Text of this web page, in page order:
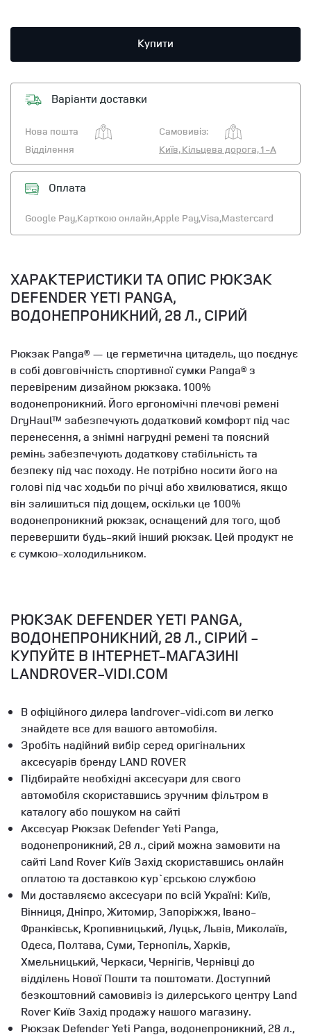
Купити
Варіанти доставки
Нова пошта
Самовивіз:
Відділення
Київ, Кільцева дорога, 1-А
Оплата
Google Pay,Карткою онлайн,Apple Pay,Visa,Mastercard
ХАРАКТЕРИСТИКИ ТА ОПИС РЮКЗАК
DEFENDER YETI PANGA,
ВОДОНЕПРОНИКНИЙ, 28 Л., СІРИЙ
Рюкзак Panga® — це герметична цитадель, що поєднує
в собі довговічність спортивної сумки Panga® з
перевіреним дизайном рюкзака. 100%
водонепроникний. Його ергономічні плечові ремені
DryHaul™ забезпечують додатковий комфорт під час
перенесення, а знімні нагрудні ремені та поясний
ремінь забезпечують додаткову стабільність та
безпеку під час походу. Не потрібно носити його на
голові під час ходьби по річці або хвилюватися, якщо
він залишиться під дощем, оскільки це 100%
водонепроникний рюкзак, оснащений для того, щоб
перевершити будь-який інший рюкзак. Цей продукт не
є сумкою-холодильником.
РЮКЗАК DEFENDER YETI PANGA,
ВОДОНЕПРОНИКНИЙ, 28 Л., СІРИЙ -
КУПУЙТЕ В ІНТЕРНЕТ-МАГАЗИНІ
LANDROVER-VIDI.COM
В офіційного дилера landrover-vidi.com ви легко
знайдете все для вашого автомобіля.
Зробіть надійний вибір серед оригінальних
аксесуарів бренду LAND ROVER
Підбирайте необхідні аксесуари для свого
автомобіля скориставшись зручним фільтром в
каталогу або пошуком на сайті
Аксесуар Рюкзак Defender Yeti Panga,
водонепроникний, 28 л., сірий можна замовити на
сайті Land Rover Київ Захід скориставшись онлайн
оплатою та доставкою кур`єрською службою
Ми доставляємо аксесуари по всій Україні: Київ,
Вінниця, Дніпро, Житомир, Запоріжжя, Івано-
Франківськ, Кропивницький, Луцьк, Львів, Миколаїв,
Одеса, Полтава, Суми, Тернопіль, Харків,
Хмельницький, Черкаси, Чернігів, Чернівці до
відділень Нової Пошти та поштомати. Доступний
безкоштовний самовивіз із дилерського центру Land
Rover Київ Захід продажу нашого магазину.
Рюкзак Defender Yeti Panga, водонепроникний, 28 л.,